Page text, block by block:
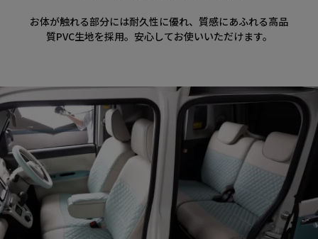
お体が触れる部分には耐久性に優れ、質感にあふれる高品
質PVC生地を採用。安心してお使いいただけます。